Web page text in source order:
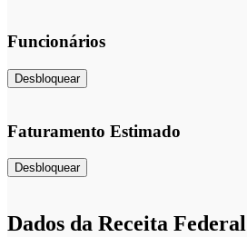
Funcionários
Desbloquear
Faturamento Estimado
Desbloquear
Dados da Receita Federal